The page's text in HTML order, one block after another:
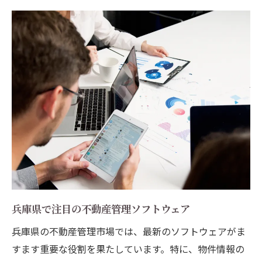
成功するための契約書作成のポイント
テナント管理で重要なコミュニケーション
方法
リスクマネジメントの基本と応用
信頼できるパートナーとの連携術
兵庫県で不動産管理を成功させるための重要ポ
イント
地域特有のニーズを把握する方法
顧客満足度を高める管理サービス
差別化を図るためのマーケティング戦略
長期的な信頼関係を築くための施策
資産価値を最大化するためのプロジェクト
管理
兵庫県で注目の不動産管理ソフトウェア
兵庫県の不動産管理市場では、最新のソフトウェアがま
すます重要な役割を果たしています。特に、物件情報の